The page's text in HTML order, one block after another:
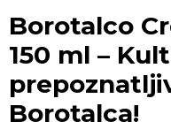
Borotalco
150 ml –
Borotalca!